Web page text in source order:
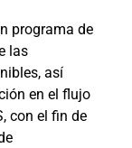
programa de
las
así
en el flujo
, con el fin de